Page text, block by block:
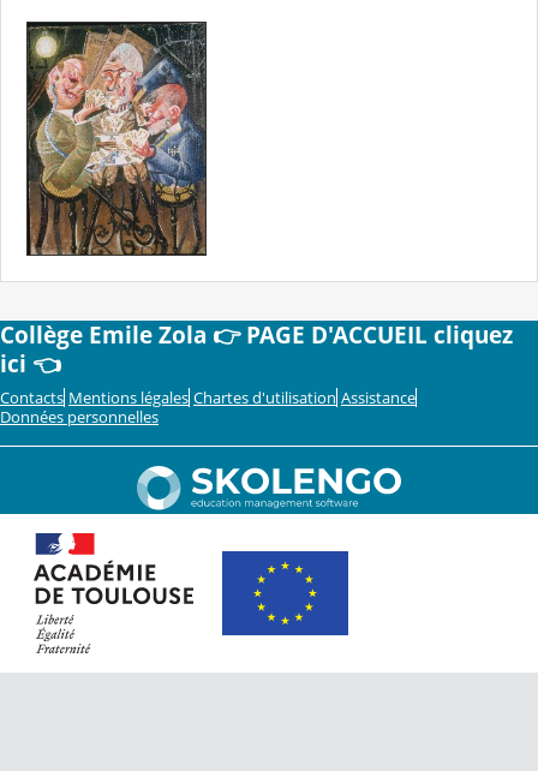
Collège Emile Zola 👉 PAGE D'ACCUEIL cliquez
ici 👈
Contacts Mentions légales Chartes d'utilisation Assistance
Données personnelles